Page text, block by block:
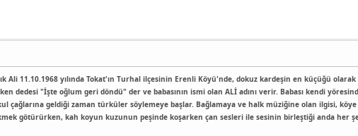
Ali 11.10.1968 yılında Tokat'ın Turhal ilçesinin Erenli Köyü'nde, dokuz kardeşin en küçüğü
dedesi "İşte oğlum geri döndü" der ve babasının ismi olan ALİ adını verir. Babası kendi
çağlarına geldiği zaman türküler söylemeye başlar. Bağlamaya ve halk müziğine olan ilgisi,
götürürken, kah koyun kuzunun peşinde koşarken çan sesleri ile sesinin birleştiği anda